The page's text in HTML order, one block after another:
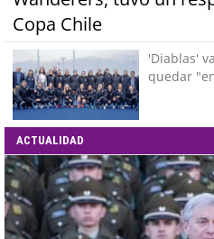
Copa Chile
'Diablas'
quedar
ACTUALIDAD